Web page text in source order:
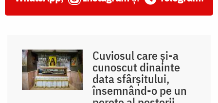
Cuviosul care și-a
cunoscut dinainte
data sfârșitului,
însemnând-o pe un